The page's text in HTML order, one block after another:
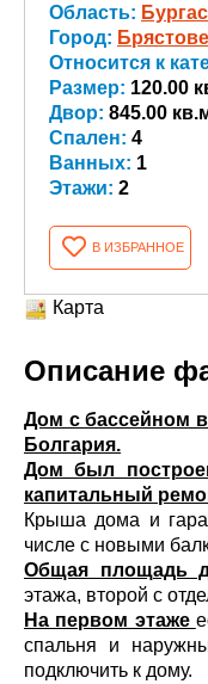
Область: Бургас
Город:
Относится к
Размер: 120.00
Двор: 845.00
Спален: 4
Ванных: 1
Этажи: 2
В ИЗБРАННОЕ
Карта
Описание
Дом с бассейном
Болгария.
Дом был
капитальный
Крыша дома и
числе с новыми
Общая площадь
этажа, второй с
На первом этаже
спальня и
подключить к дому.